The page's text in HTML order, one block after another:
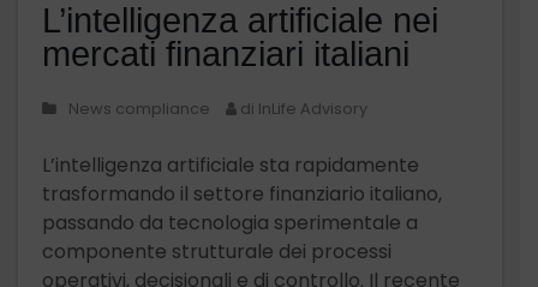
L’intelligenza artificiale nei
mercati finanziari italiani
News compliance di InLife Advisory
L’intelligenza artificiale sta rapidamente
trasformando il settore finanziario italiano,
passando da tecnologia sperimentale a
componente strutturale dei processi
operativi, decisionali e di controllo. Il recente